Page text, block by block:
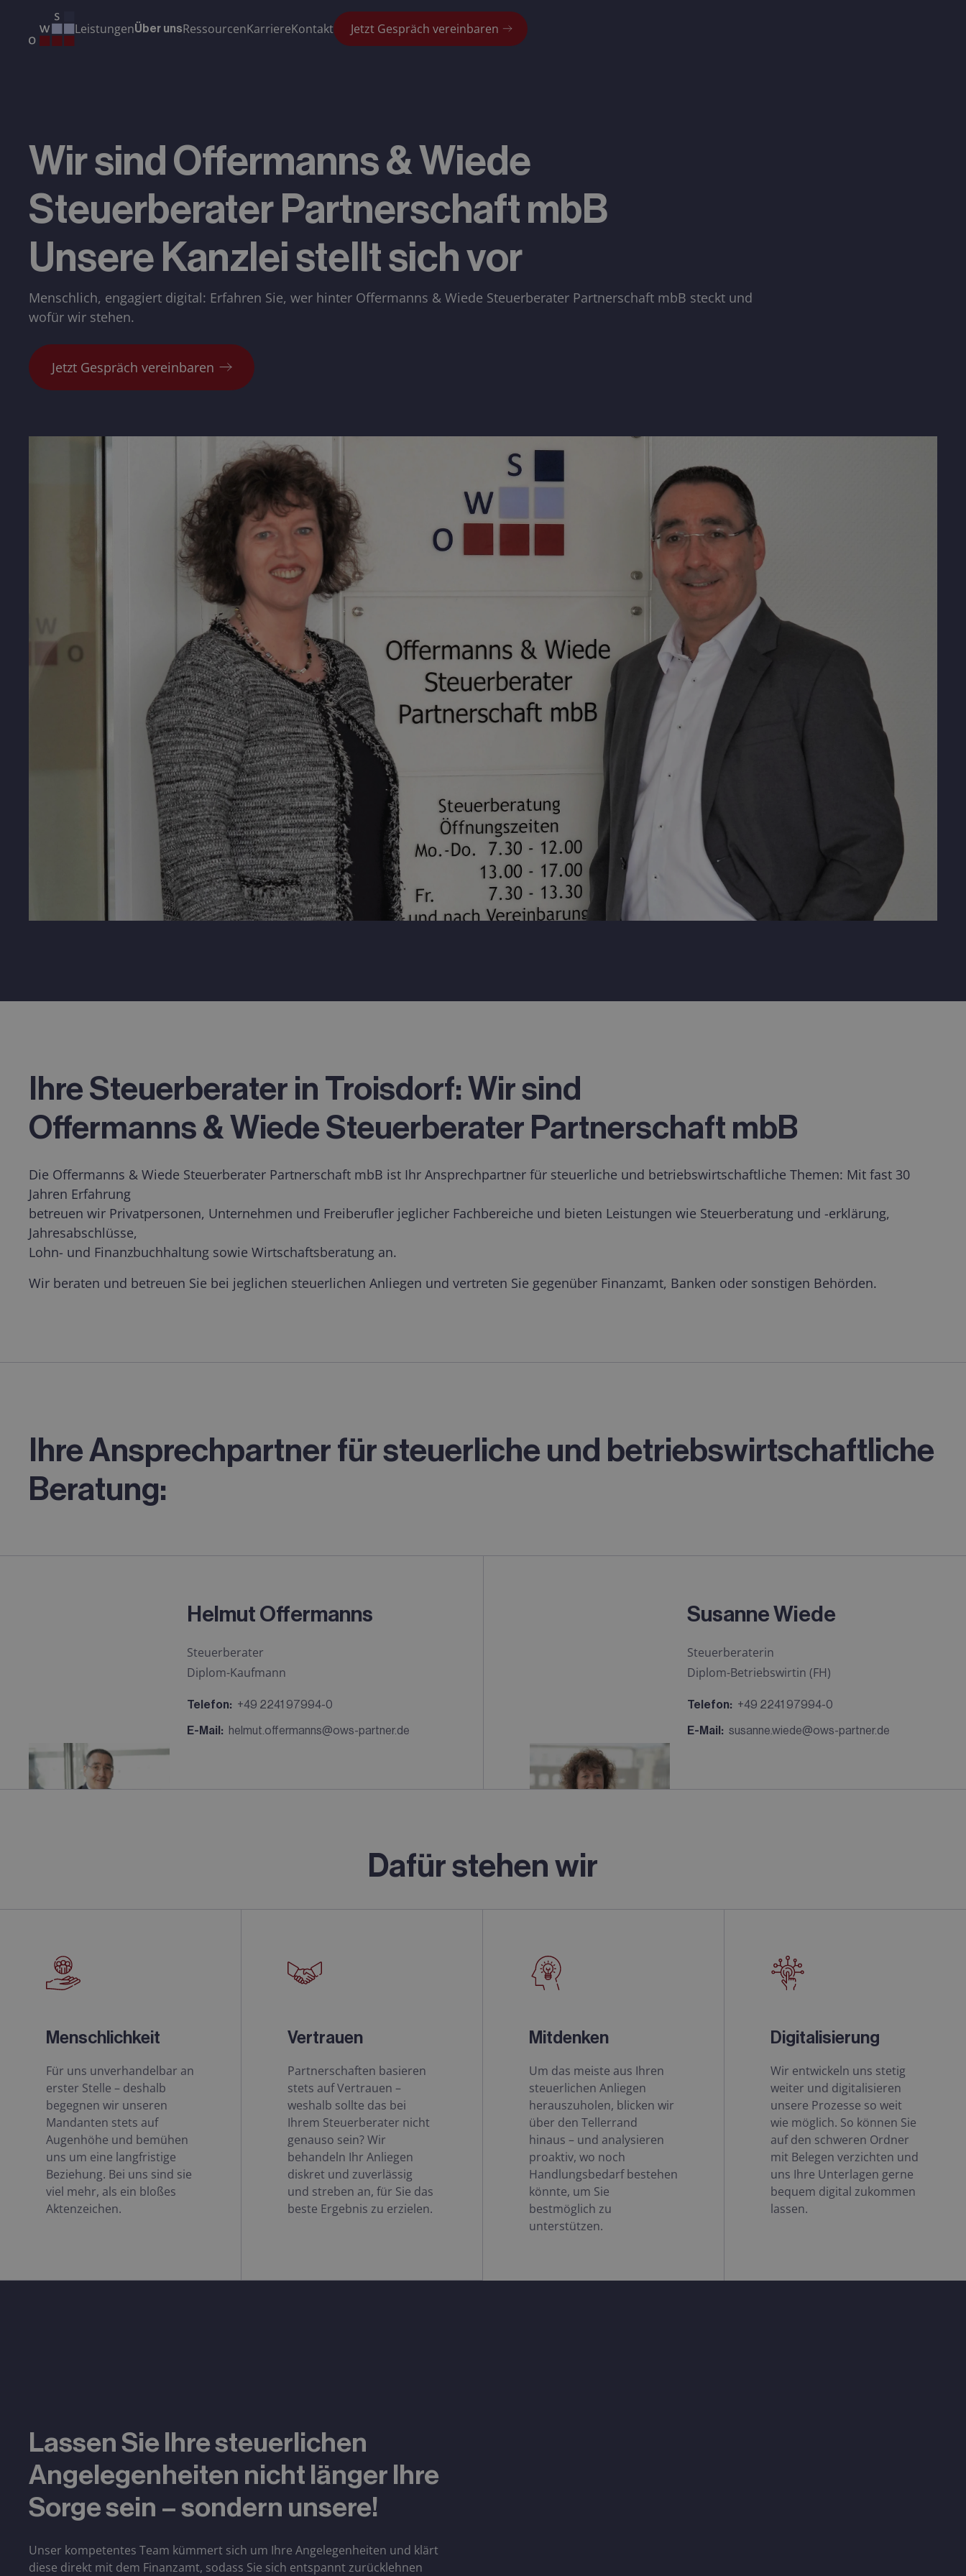
LeistungenÜber unsRessourcenKarriereKontakt Jetzt Gespräch vereinbaren
Wir sind Offermanns & Wiede
Steuerberater Partnerschaft mbB
Unsere Kanzlei stellt sich vor
Menschlich, engagiert digital: Erfahren Sie, wer hinter Offermanns & Wiede Steuerberater Partnerschaft mbB steckt und
wofür wir stehen.
Jetzt Gespräch vereinbaren
Ihre Steuerberater in Troisdorf: Wir sind
Offermanns & Wiede Steuerberater Partnerschaft mbB
Die Offermanns & Wiede Steuerberater Partnerschaft mbB ist Ihr Ansprechpartner für steuerliche und betriebswirtschaftliche Themen: Mit fast 30
Jahren Erfahrung
betreuen wir Privatpersonen, Unternehmen und Freiberufler jeglicher Fachbereiche und bieten Leistungen wie Steuerberatung und -erklärung,
Jahresabschlüsse,
Lohn- und Finanzbuchhaltung sowie Wirtschaftsberatung an.
Wir beraten und betreuen Sie bei jeglichen steuerlichen Anliegen und vertreten Sie gegenüber Finanzamt, Banken oder sonstigen Behörden.
Ihre Ansprechpartner für steuerliche und betriebswirtschaftliche
Beratung:
Helmut Offermanns
Steuerberater
Diplom-Kaufmann
Telefon: +49 2241 97994-0
E-Mail: helmut.offermanns@ows-partner.de
Susanne Wiede
Steuerberaterin
Diplom-Betriebswirtin (FH)
Telefon: +49 2241 97994-0
E-Mail: susanne.wiede@ows-partner.de
Dafür stehen wir
Menschlichkeit
Für uns unverhandelbar an
erster Stelle – deshalb
begegnen wir unseren
Mandanten stets auf
Augenhöhe und bemühen
uns um eine langfristige
Beziehung. Bei uns sind sie
viel mehr, als ein bloßes
Aktenzeichen.
Vertrauen
Partnerschaften basieren
stets auf Vertrauen –
weshalb sollte das bei
Ihrem Steuerberater nicht
genauso sein? Wir
behandeln Ihr Anliegen
diskret und zuverlässig
und streben an, für Sie das
beste Ergebnis zu erzielen.
Mitdenken
Um das meiste aus Ihren
steuerlichen Anliegen
herauszuholen, blicken wir
über den Tellerrand
hinaus – und analysieren
proaktiv, wo noch
Handlungsbedarf bestehen
könnte, um Sie
bestmöglich zu
unterstützen.
Digitalisierung
Wir entwickeln uns stetig
weiter und digitalisieren
unsere Prozesse so weit
wie möglich. So können Sie
auf den schweren Ordner
mit Belegen verzichten und
uns Ihre Unterlagen gerne
bequem digital zukommen
lassen.
Lassen Sie Ihre steuerlichen
Angelegenheiten nicht länger Ihre
Sorge sein – sondern unsere!
Unser kompetentes Team kümmert sich um Ihre Angelegenheiten und klärt
diese direkt mit dem Finanzamt, sodass Sie sich entspannt zurücklehnen